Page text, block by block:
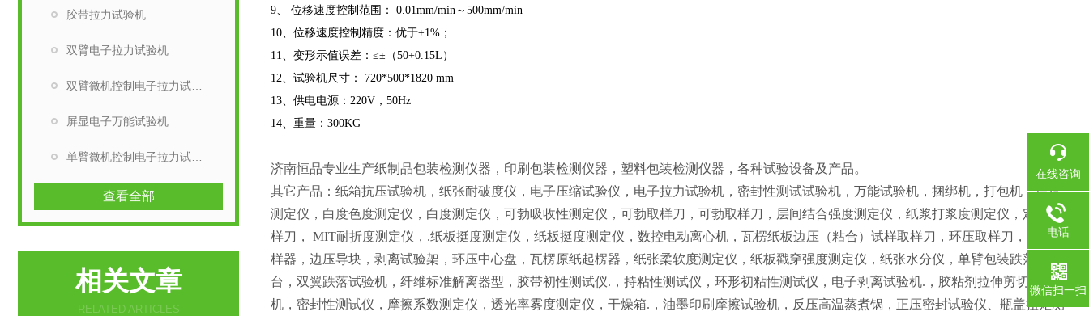
9、 位移速度控制范围： 0.01mm/min ～ 500mm/min
10、位移速度控制精度：优于±1% ；
11、变形示值误差： ≤± （50+0.15L ）
12、试验机尺寸：
720*500*1820 mm
13、供电电源： 220V ， 50Hz
14、重量： 300KG
济南恒品专业生产纸制品包装检测仪器，印刷包装检测仪器，塑料包装检测仪器，各种试验设备及产品。
其它产品：纸箱抗压试验机，纸张耐破度仪，电子压缩试验仪，电子拉力试验机，密封性测试试验机，万能试验机，捆绑机，打包机，厚度
测定仪，白度色度测定仪，白度测定仪，可勃吸收性测定仪，可勃取样刀，可勃取样刀，层间结合强度测定仪，纸浆打浆度测定仪，定量取
样刀， MIT耐折度测定仪，.纸板挺度测定仪，纸板挺度测定仪，数控电动离心机，瓦楞纸板边压（粘合）试样取样刀，环压取样刀，平压取
样器，边压导块，剥离试验架，环压中心盘，瓦楞原纸起楞器，纸张柔软度测定仪，纸板戳穿强度测定仪，纸张水分仪，单臂包装跌落试验
台，双翼跌落试验机，纤维标准解离器型，胶带初性测试仪.，持粘性测试仪，环形初粘性测试仪，电子剥离试验机.，胶粘剂拉伸剪切试验
机，密封性测试仪，摩擦系数测定仪，透光率雾度测定仪，干燥箱.，油墨印刷摩擦试验机，反压高温蒸煮锅，正压密封试验仪、瓶盖扭矩测
胶带拉力试验机
双臂电子拉力试验机
屏显电子万能试验机
查看全部
相关文章
RELATED ARTICLES
在线咨询
电话
微信扫一扫